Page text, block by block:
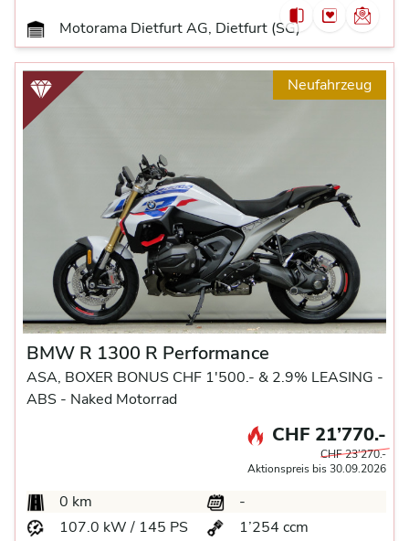
Motorama Dietfurt AG, Dietfurt (SG)
Neufahrzeug
BMW R 1300 R Performance
ASA, BOXER BONUS CHF 1'500.- & 2.9% LEASING -
ABS - Naked Motorrad
CHF 21’770.-
CHF 23’270.-
Aktionspreis bis 30.09.2026
0 km
-
107.0 kW / 145 PS
1’254 ccm